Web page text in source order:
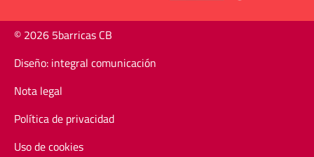
© 2026 5barricas CB
Diseño: integral comunicación
Nota legal
Política de privacidad
Uso de cookies